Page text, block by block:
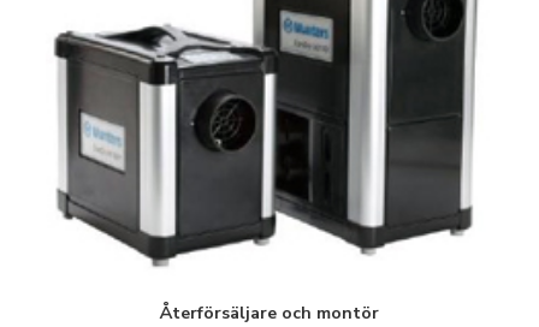
Återförsäljare och montör